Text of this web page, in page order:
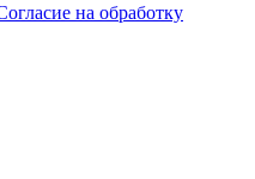
на обработку